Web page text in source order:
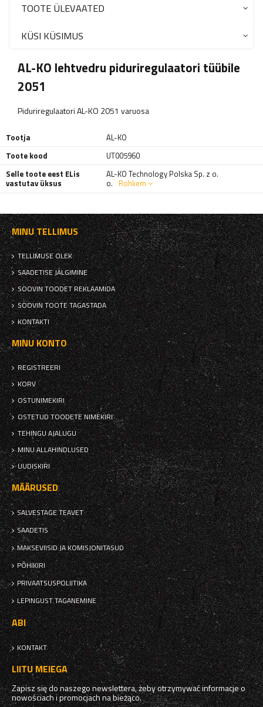
TOOTE ÜLEVAATED
KÜSI KÜSIMUS
AL-KO lehtvedru piduriregulaatori tüübile
2051
Piduriregulaatori AL-KO 2051 varuosa
Tootja
AL-KO
Toote kood
UT005960
Selle toote eest ELis
vastutav üksus
AL-KO Technology Polska Sp. z o.
o. Rohkem
MINU TELLIMUS
TELLIMUSE OLEK
SAADETISE JÄLGIMINE
SOOVIN TOODET REKLAAMIDA
SOOVIN TOOTE TAGASTADA
KONTAKTI
MINU KONTO
REGISTREERI
KORV
OSTUNIMEKIRI
OSTETUD TOODETE NIMEKIRI
TEHINGU AJALUGU
MINU ALLAHINDLUSED
UUDISKIRI
MÄÄRUSED
SALVESTAGE TEAVET
SAADETIS
MAKSEVIISID JA KOMISJONITASUD
PÕHIKIRI
PRIVAATSUSPOLIITIKA
LEPINGUST TAGANEMINE
ABI
KONTAKT
LIITU MEIEGA
Zapisz się do naszego newslettera, żeby otrzymywać informacje o
nowościach i promocjach na bieżąco.